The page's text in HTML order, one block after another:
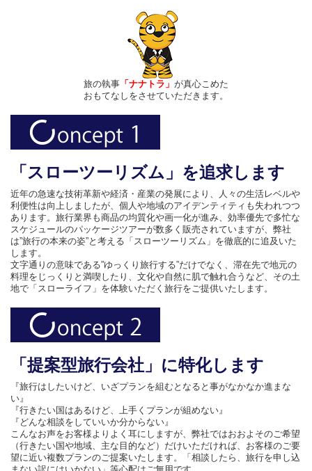
旅の執事 「ナナトラ」 が真心こめた
おもてなしをさせていただきます。
「スローツーリズム」を追求します
近年の急速な技術革新や経済・産業の発展により、人々の生活レベルや
利便性は向上しましたが、個人や地域のアイデンティティも失われつつ
あります。旅行業界も商品の均質化や画一化が進み、効率優先で多忙な
スケジュールのパッケージツアーが数多く販売されていますが、弊社
は”旅行の本来の姿”と考える「スローツーリズム」を徹底的に追及いた
します。
文字通りの意味である”ゆっくり旅行する”だけでなく、滞在先で地元の
料理をじっくりと満喫したり、文化や自然に肌で触れ合うなど、その土
地で「スローライフ」を体験いただく旅行をご提供いたします。
「提案型旅行会社」に特化します
『旅行はしたいけど、いざプランを組むとなると事がなかなか進まな
い』
『行きたい国はあるけど、上手くプランが組めない』
『どんな相談をしていいか分からない』
こんなお声をお客様よりよく耳にしますが、弊社ではおおよそのご希望
（行きたい国や地域、主な目的など）だけいただければ、お客様のご要
望に近い複数プランのご提案いたします。「相談したら、旅行を申し込